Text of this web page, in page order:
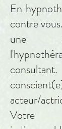
En
contre
une
acteur/
Votre